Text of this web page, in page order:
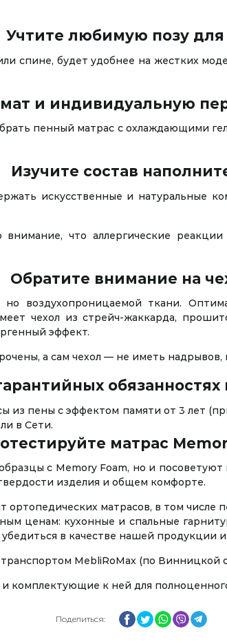
Учтите любимую позу для
спине, будет удобнее на жестких
и индивидуальную
пенный матрас с охлаждающими
Изучите состав
искусственные и натуральные
что аллергические
Обратите внимание на
но воздухопроницаемой ткани.
чехол из стрейч-жаккарда,
эффект.
а сам чехол — не иметь надрывов,
пены с эффектом памяти от 3 лет
в Сети.
матрас
с Memory Foam, но и
изделия и общем комфорте.
матрасов, в том числе
ценам: кухонные и спальные
в качестве нашей продукции
MebliRoMax (по Винницкой
комплектующие к ней для
Поделиться: Facebook
TwitterWhatsApp
Viber